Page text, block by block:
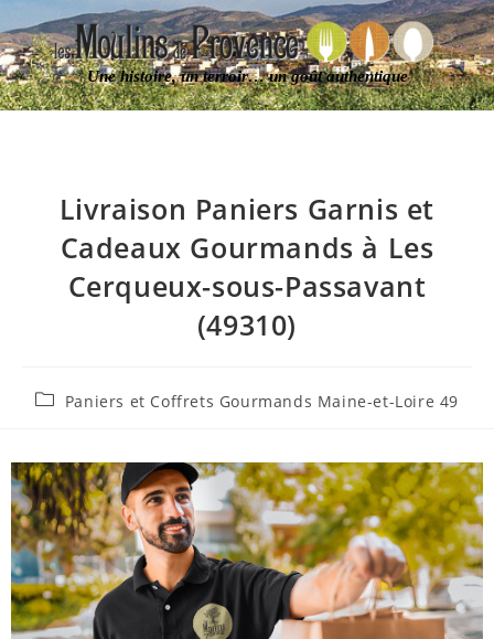
Une histoire, un terroir… un goût authentique
Livraison Paniers Garnis et
Cadeaux Gourmands à Les
Cerqueux-sous-Passavant
(49310)
Paniers et Coffrets Gourmands Maine-et-Loire 49